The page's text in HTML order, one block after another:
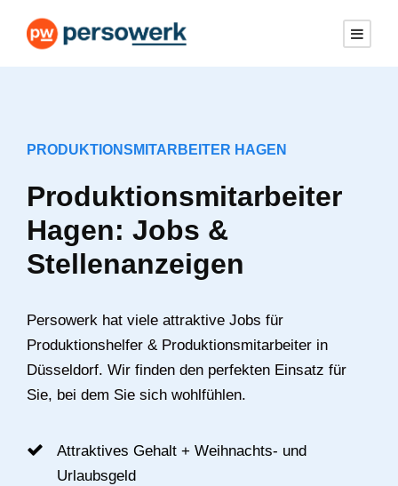
PRODUKTIONSMITARBEITER HAGEN
Produktionsmitarbeiter
Hagen: Jobs &
Stellenanzeigen
Persowerk hat viele attraktive Jobs für
Produktionshelfer & Produktionsmitarbeiter in
Düsseldorf. Wir finden den perfekten Einsatz für
Sie, bei dem Sie sich wohlfühlen.
Attraktives Gehalt + Weihnachts- und
Urlaubsgeld